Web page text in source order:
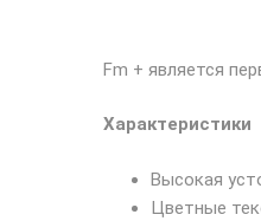
Fm + является
Характеристики
Высокая
Цветные